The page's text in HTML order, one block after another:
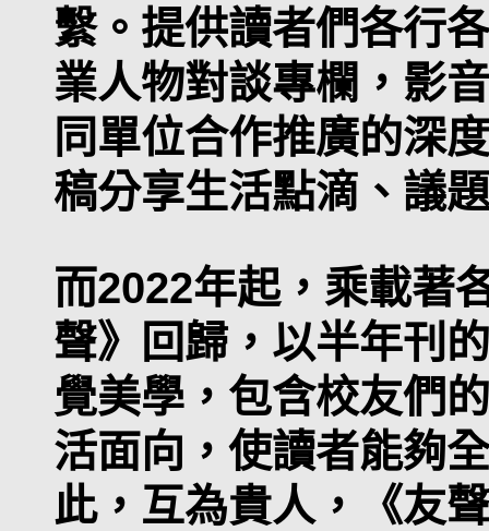
繫。提供讀者們各行
業人物對談專欄，影
同單位合作推廣的深
稿分享生活點滴、議
而2022年起，乘載著
聲》回歸，以半年刊
覺美學，包含校友們
活面向，使讀者能夠
此，互為貴人，《友